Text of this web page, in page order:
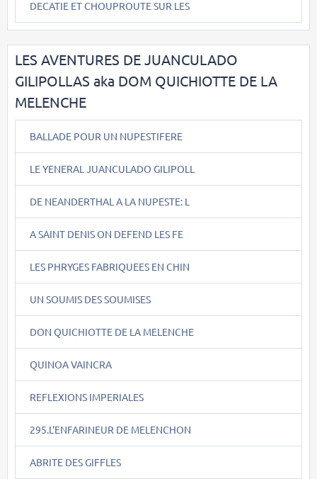
DECATIE ET CHOUPROUTE SUR LES
LES AVENTURES DE JUANCULADO
GILIPOLLAS aka DOM QUICHIOTTE DE LA
MELENCHE
BALLADE POUR UN NUPESTIFERE
LE YENERAL JUANCULADO GILIPOLL
DE NEANDERTHAL A LA NUPESTE: L
A SAINT DENIS ON DEFEND LES FE
LES PHRYGES FABRIQUEES EN CHIN
UN SOUMIS DES SOUMISES
DON QUICHIOTTE DE LA MELENCHE
QUINOA VAINCRA
REFLEXIONS IMPERIALES
295.L'ENFARINEUR DE MELENCHON
ABRITE DES GIFFLES